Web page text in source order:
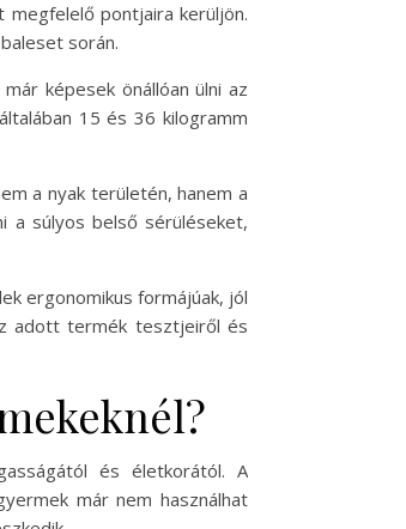
pontjaira kerüljön.
során.
képesek önállóan ülni az
15 és 36 kilogramm
a nyak területén, hanem a
a súlyos belső sérüléseket,
ergonomikus formájúak, jól
adott termék tesztjeiről és
és életkorától. A
már nem használhat